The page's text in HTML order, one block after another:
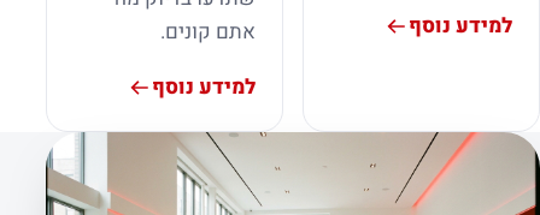
למידע נוסף
אתם קונים.
למידע נוסף